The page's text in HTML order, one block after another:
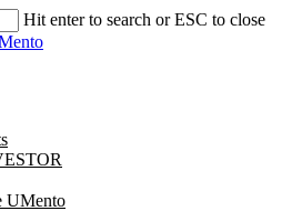
Hit enter to search or ESC to close
UMento